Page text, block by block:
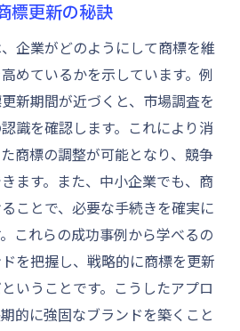
標更新の秘訣
企業がどのようにして商標を維
めているかを示しています。例
新期間が近づくと、市場調査を
識を確認します。これにより消
商標の調整が可能となり、競争
ます。また、中小企業でも、商
ことで、必要な手続きを確実に
これらの成功事例から学べるの
を把握し、戦略的に商標を更新
いうことです。こうしたアプロ
的に強固なブランドを築くこと